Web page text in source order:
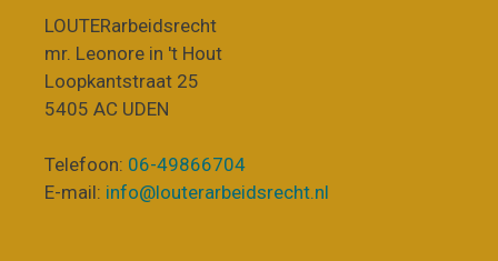
LOUTERarbeidsrecht
mr. Leonore in 't Hout
Loopkantstraat 25
5405 AC UDEN
Telefoon: 06-49866704
E-mail: info@louterarbeidsrecht.nl